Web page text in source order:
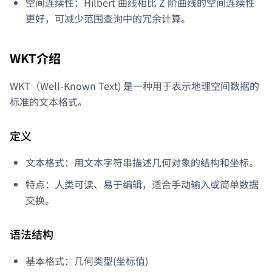
更好，可减少范围查询中的冗余计算。
WKT介绍
WKT（Well-Known Text) 是一种用于表示地理空间数据的
标准的文本格式。
定义
文本格式：用文本字符串描述几何对象的结构和坐标。
特点：人类可读、易于编辑，适合手动输入或简单数据
交换。
语法结构
基本格式：几何类型(坐标值)